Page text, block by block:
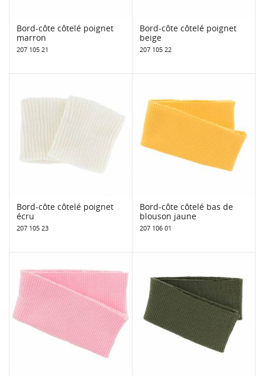
Bord-côte côtelé poignet
marron
207 105 21
Bord-côte côtelé poignet
beige
207 105 22
Bord-côte côtelé poignet
écru
207 105 23
Bord-côte côtelé bas de
blouson jaune
207 106 01